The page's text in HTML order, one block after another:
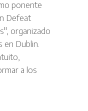
ponente
Defeat
organizado
Dublin.
a los